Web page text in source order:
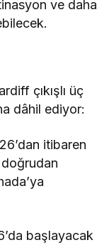
ve daha
çıkışlı üç
dâhil ediyor:
itibaren
başlayacak